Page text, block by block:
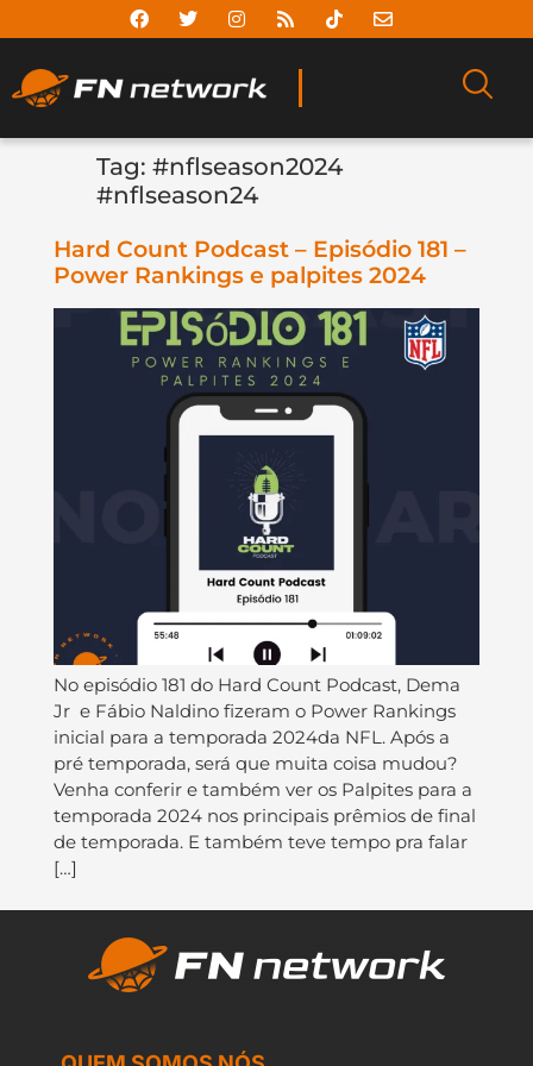
Tag: #nflseason2024
#nflseason24
Hard Count Podcast – Episódio 181 –
Power Rankings e palpites 2024
No episódio 181 do ⁠⁠⁠⁠⁠⁠⁠⁠⁠⁠⁠⁠⁠⁠⁠⁠⁠⁠Hard Count Podcast⁠⁠⁠⁠⁠⁠⁠⁠⁠⁠⁠⁠⁠⁠⁠⁠⁠⁠, ⁠⁠⁠⁠⁠⁠⁠⁠⁠⁠⁠⁠⁠⁠⁠⁠⁠⁠Dema
Jr⁠⁠⁠⁠⁠⁠ ⁠⁠⁠⁠⁠⁠⁠⁠⁠⁠⁠ e ⁠⁠⁠⁠⁠⁠⁠⁠⁠⁠⁠⁠⁠⁠⁠⁠⁠⁠Fábio Naldino⁠⁠⁠⁠⁠⁠⁠⁠⁠⁠⁠⁠⁠⁠⁠⁠⁠ fizeram o Power Rankings
inicial para a temporada 2024da NFL. Após a
pré temporada, será que muita coisa mudou?
Venha conferir e também ver os Palpites para a
temporada 2024 nos principais prêmios de final
de temporada. E também teve tempo pra falar
[…]